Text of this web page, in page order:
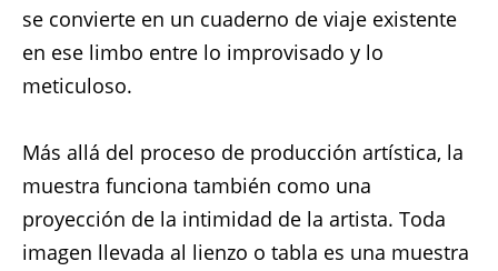
se convierte en un cuaderno de viaje existente
en ese limbo entre lo improvisado y lo
meticuloso.
Más allá del proceso de producción artística, la
muestra funciona también como una
proyección de la intimidad de la artista. Toda
imagen llevada al lienzo o tabla es una muestra